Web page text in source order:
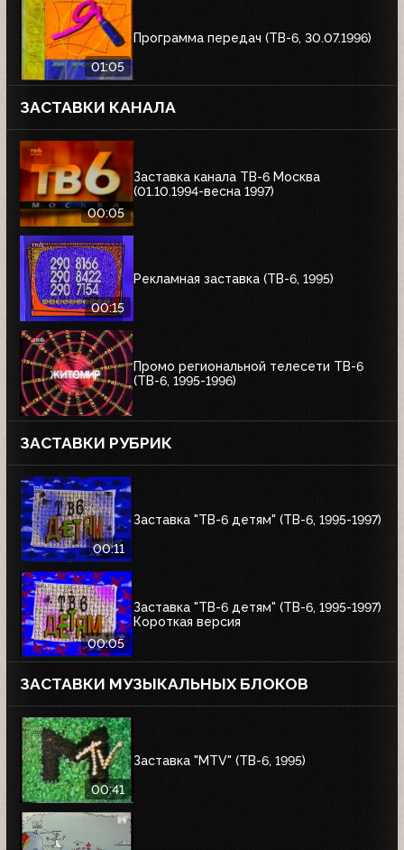
01:05
Программа передач (ТВ-6, 30.07.1996)
ЗАСТАВКИ КАНАЛА
00:05
Заставка канала ТВ-6 Москва
(01.10.1994-весна 1997)
00:15
Рекламная заставка (ТВ-6, 1995)
Промо региональной телесети ТВ-6
(ТВ-6, 1995-1996)
ЗАСТАВКИ РУБРИК
00:11
Заставка "ТВ-6 детям" (ТВ-6, 1995-1997)
00:05
Заставка "ТВ-6 детям" (ТВ-6, 1995-1997)
Короткая версия
ЗАСТАВКИ МУЗЫКАЛЬНЫХ БЛОКОВ
00:41
Заставка "MTV" (ТВ-6, 1995)